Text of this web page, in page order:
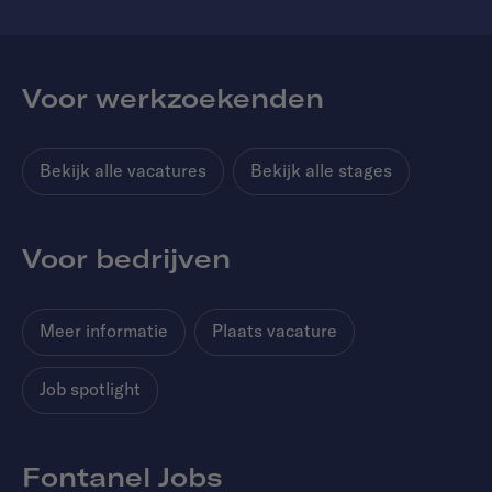
Voor werkzoekenden
Bekijk alle vacatures Bekijk alle stages
Voor bedrijven
Meer informatie Plaats vacature
Job spotlight
Fontanel Jobs